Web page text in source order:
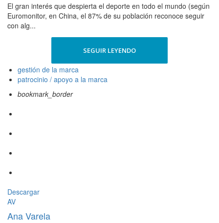
El gran interés que despierta el deporte en todo el mundo (según
Euromonitor, en China, el 87% de su población reconoce seguir
con alg...
SEGUIR LEYENDO
gestión de la marca
patrocinio / apoyo a la marca
bookmark_border
Descargar
AV
Ana Varela